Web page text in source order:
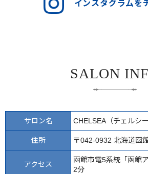
インスタグラムを
SALON
サロン名 CHELSEA（チェルシー
住所 〒042-0932 北海道函
アクセス
函館市電5系統「函館
2分